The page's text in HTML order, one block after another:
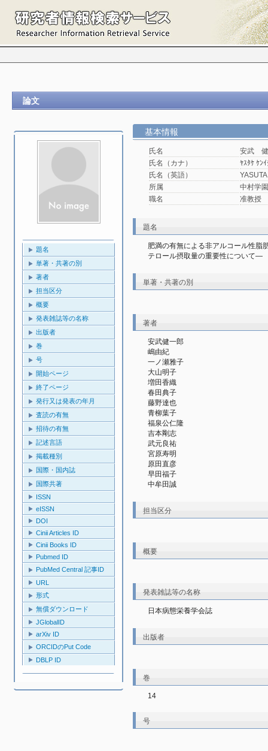
論文
題名
単著・共著の別
著者
担当区分
概要
発表雑誌等の名称
出版者
巻
号
開始ページ
終了ページ
発行又は発表の年月
査読の有無
招待の有無
記述言語
掲載種別
国際・国内誌
国際共著
ISSN
eISSN
DOI
Cinii Articles ID
Cinii Books ID
Pubmed ID
PubMed Central 記事ID
URL
形式
無償ダウンロード
JGlobalID
arXiv ID
ORCIDのPut Code
DBLP ID
基本情報
氏名
安武
氏名（カナ）
ﾔｽﾀｹ ｹﾝ
氏名（英語）
所属
中村学
職名
准教授
題名
肥満の有無による非アルコール性
テロール摂取量の重要性について—
単著・共著の別
著者
安武健一郎
嶋由紀
一ノ瀬雅子
大山明子
増田香織
春田典子
藤野達也
青柳葉子
福泉公仁隆
吉本剛志
武元良祐
宮原寿明
原田直彦
早田福子
中牟田誠
担当区分
概要
発表雑誌等の名称
日本病態栄養学会誌
出版者
巻
14
号